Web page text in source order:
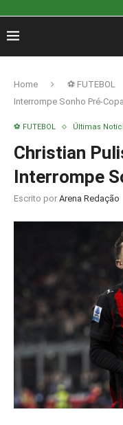
Home ⚽ FUTEBOL
Interrompe Sonho Pré-Copa
⚽ FUTEBOL Últimas
Christian
Interrompe
Escrito por Arena Redação